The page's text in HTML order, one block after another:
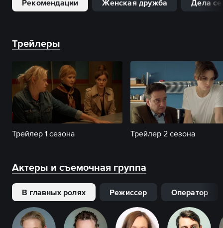
Рекомендации Женская дружба Дела
Трейлеры
Трейлер 1 сезона Трейлер 2 сезона
Актеры и съемочная группа
В главных ролях Режиссер Оператор